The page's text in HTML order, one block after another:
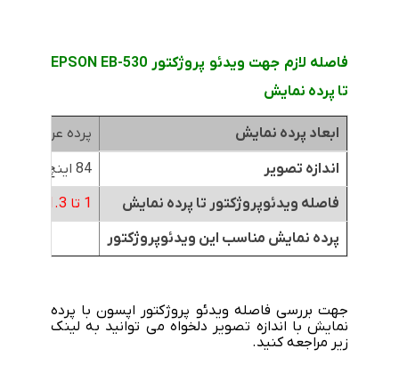
فاصله لازم جهت ویدئو پروژکتور EPSON EB-530
تا پرده نمایش
ابعاد پرده نمایش
پرده عرض 1.8متر
اندازه تصویر
84 اینچ
فاصله ویدئوپروژکتور تا پرده نمایش
1 تا 1.3 متر
پرده نمایش مناسب این ویدئوپروژکتور
جهت بررسی فاصله ویدئو پروژکتور اپسون با پرده
نمایش با اندازه تصویر دلخواه می توانید به لینک
زیر مراجعه کنید.